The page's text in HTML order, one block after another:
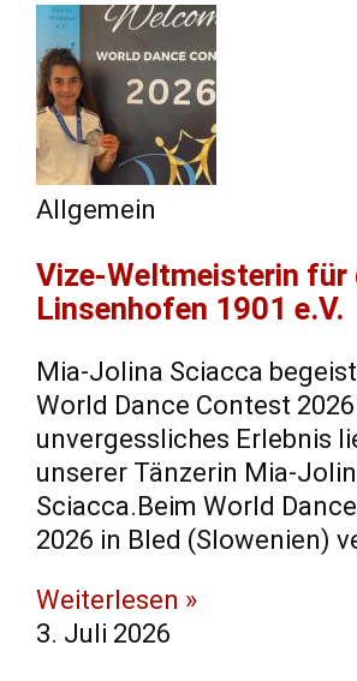
Allgemein
Vize-Weltmeisterin für
Linsenhofen 1901 e.V.
Mia-Jolina Sciacca
World Dance Contest 2026
unvergessliches Erlebnis
unserer Tänzerin Mia-
Sciacca.Beim World
2026 in Bled (Slowenien)
Weiterlesen »
3. Juli 2026